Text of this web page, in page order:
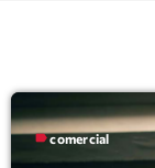
labelcomercial